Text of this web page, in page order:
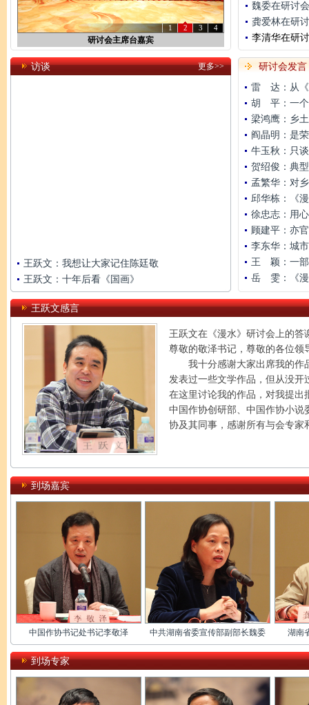
1 2 3 4
研讨会主席台嘉宾
访谈 更多>>
王跃文：我想让大家记住陈廷敬
王跃文：十年后看《国画》
魏委在研讨
龚爱林在研
李清华在研
研讨会发言
雷 达：从《
胡 平：一个
梁鸿鹰：乡
阎晶明：是
牛玉秋：只
贺绍俊：典
孟繁华：对
邱华栋：《
徐忠志：用
顾建平：亦
李东华：城
王 颖：一部
岳 雯：《漫
王跃文感言
王跃文在《漫水》研讨会上的答
尊敬的敬泽书记，尊敬的各位领
我十分感谢大家出席我的作
发表过一些文学作品，但从没开
在这里讨论我的作品，对我提出
中国作协创研部、中国作协小说
协及其同事，感谢所有与会专家
到场嘉宾
中国作协书记处书记李敬泽 中共湖南省委宣传部副部长魏委 湖南
到场专家